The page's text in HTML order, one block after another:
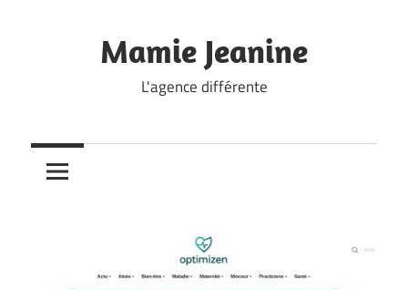
Mamie Jeanine
L'agence différente